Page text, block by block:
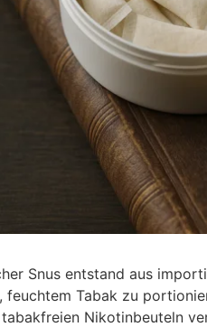
Snus entstand aus
feuchtem Tabak zu
Nikotinbeuteln